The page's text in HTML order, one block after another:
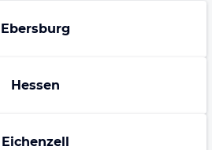
Ebersburg
Hessen
Eichenzell